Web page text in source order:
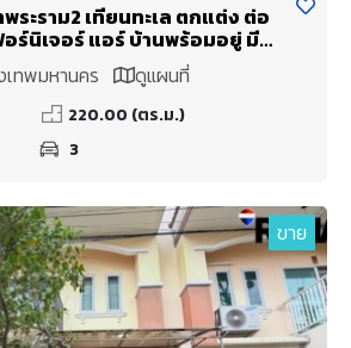
ระราม2 เทียนทะเล ตกแต่ง ต่อ
ร์นิเจอร์ แอร์ บ้านพร้อมอยู่ มี
ารใกล้ป้อมยาม สโมสร สระว่าย
ราม2 โรงเรียนสวนกุหลาบ
งด่วนพระราม2
เทพมหานคร ดูแผนที่
220.00 (ตร.ม.)
3
ขาย